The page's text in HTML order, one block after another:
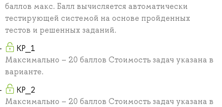
баллов макс. Балл вычисляется автоматически
тестирующей системой на основе пройденных
тестов и решенных заданий.
КР_1
Максимально – 20 баллов Стоимость задач указана в
варианте.
КР_2
Максимально – 20 баллов Стоимость задач указана в